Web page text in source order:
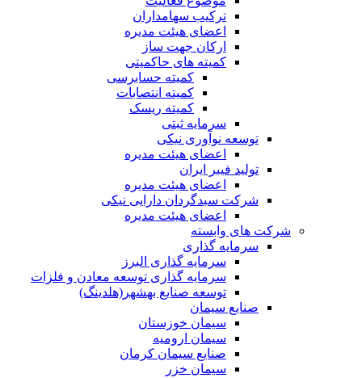
ترکیب سهامداران
اعضای هیئت مدیره
ارکان جهت ساز
کمیته های حاکمیتی
کمیته حسابرسی
کمیته انتصابات
کمیته ریسک
سرمایه ثبتی
توسعه نوآوری نیکی
اعضای هیئت مدیره
تولید فیبر ایران
اعضای هیئت مدیره
شرکت سبدگردان دارایی نیکی
اعضای هیئت مدیره
شرکت های وابسته
سرمایه گذاری
سرمایه گذاری البرز
سرمایه گذاری توسعه معادن و فلزات
توسعه‌ صنایع‌ بهشهر(هلدینگ)
صنایع سیمان
سیمان خوزستان
سیمان ارومیه
صنایع سیمان کرمان
سیمان خزر